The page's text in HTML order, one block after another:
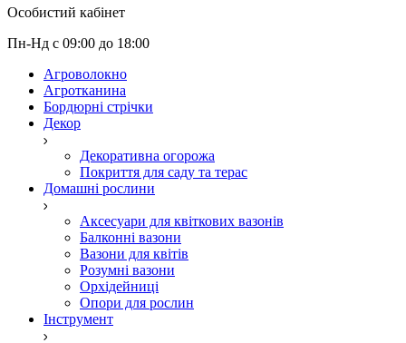
Особистий кабінет
Пн-Нд с 09:00 до 18:00
Агроволокно
Агротканина
Бордюрні стрічки
Декор
Декоративна огорожа
Покриття для саду та терас
Домашні рослини
Аксесуари для квіткових вазонів
Балконні вазони
Вазони для квітів
Розумні вазони
Орхідейниці
Опори для рослин
Інструмент